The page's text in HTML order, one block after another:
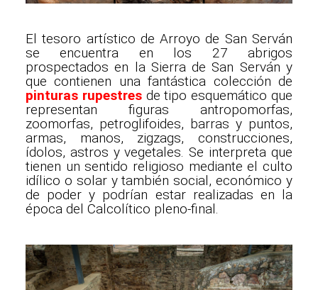
El tesoro artístico de Arroyo de San Serván
se encuentra en los 27 abrigos
prospectados en la Sierra de San Serván y
que contienen una fantástica colección de
pinturas rupestresde tipo esquemático que
representan figuras antropomorfas,
zoomorfas, petroglifoides, barras y puntos,
armas, manos, zigzags, construcciones,
ídolos, astros y vegetales. Se interpreta que
tienen un sentido religioso mediante el culto
idílico o solar y también social, económico y
de poder y podrían estar realizadas en la
época del Calcolítico pleno-final.